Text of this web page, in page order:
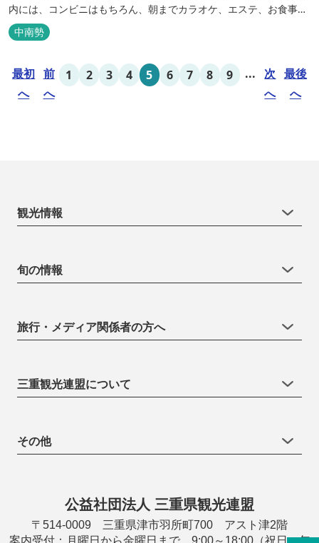
内には、コンビニはもちろん、朝までカラオケ、エステ、お食事も
いろいろなジャンルが楽しめます。 ホテル内施設 地下…創作料
理“舞の華” 居酒屋“風の蔵人” 居酒屋“居酒屋ならここが安いぜっ”
中南勢
最初
へ
前
へ
1 2 3 4 5 6 7 8 9 ...
次
へ
最後
へ
観光情報
旬の情報
旅行・メディア関係者の方へ
三重観光連盟について
その他
公益社団法人 三重県観光連盟
〒514-0009 三重県津市羽所町700 アスト津2階
案内受付：月曜日から金曜日まで 9:00～18:00（祝日・年